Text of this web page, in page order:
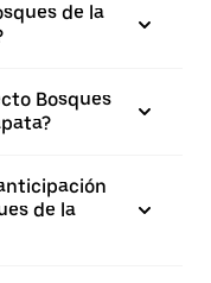
de la
Bosques
de la